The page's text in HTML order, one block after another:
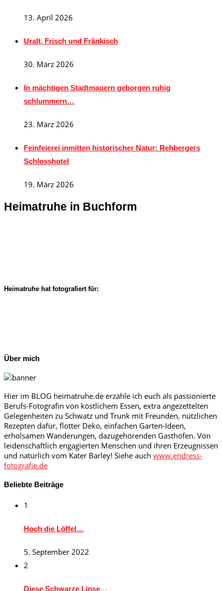
13. April 2026
Uralt, Frisch und Fränkisch
30. März 2026
In mächtigen Stadtmauern geborgen ruhig
schlummern…
23. März 2026
Feinfeierei inmitten historischer Natur: Rehbergers
Schlosshotel
19. März 2026
Heimatruhe in Buchform
Heimatruhe hat fotografiert für:
Über mich
Hier im BLOG heimatruhe.de erzähle ich euch als passionierte
Berufs-Fotografin von köstlichem Essen, extra angezettelten
Gelegenheiten zu Schwatz und Trunk mit Freunden, nützlichen
Rezepten dafür, flotter Deko, einfachen Garten-Ideen,
erholsamen Wanderungen, dazugehörenden Gasthöfen. Von
leidenschaftlich engagierten Menschen und ihren Erzeugnissen
und natürlich vom Kater Barley! Siehe auch www.endress-
fotografie.de
Beliebte Beiträge
1
Hoch die Löffel…
5. September 2022
2
Diese Schwarze Linse…